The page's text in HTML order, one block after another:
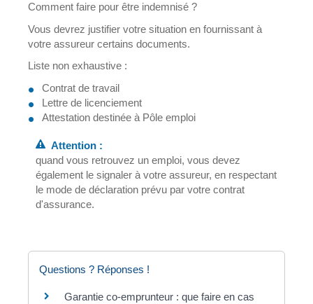
Comment faire pour être indemnisé ?
Vous devrez justifier votre situation en fournissant à
votre assureur certains documents.
Liste non exhaustive :
Contrat de travail
Lettre de licenciement
Attestation destinée à Pôle emploi
Attention :
quand vous retrouvez un emploi, vous devez
également le signaler à votre assureur, en respectant
le mode de déclaration prévu par votre contrat
d'assurance.
Questions ? Réponses !
Garantie co-emprunteur : que faire en cas